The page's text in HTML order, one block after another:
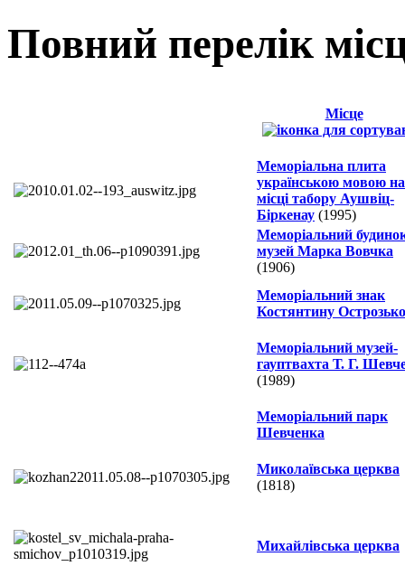
Повний перелік
Місце
Меморіальна плита
українською мовою на
місці табору Аушвіц-
Біркенау (1995)
Меморіальний
музей Марка Вовчка
(1906)
Меморіальний знак
Костянтину
Меморіальний музей-
гауптвахта Т. Г.
(1989)
Меморіальний парк
Шевченка
Миколаївська церква
(1818)
Михайлівська церква